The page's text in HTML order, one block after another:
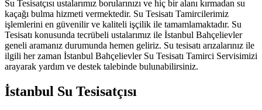
Su Tesisatçısı ustalarımız borularınızı ve hiç bir alanı kırmadan su
kaçağı bulma hizmeti vermektedir. Su Tesisatı Tamircilerimiz
işlemlerini en güvenilir ve kaliteli işçilik ile tamamlamaktadır. Su
Tesisatı konusunda tecrübeli ustalarımız ile İstanbul Bahçelievler
geneli aramanız durumunda hemen geliriz. Su tesisatı arızalarınız ile
ilgili her zaman İstanbul Bahçelievler Su Tesisatı Tamirci Servisimizi
arayarak yardım ve destek talebinde bulunabilirsiniz.
İstanbul Su Tesisatçısı